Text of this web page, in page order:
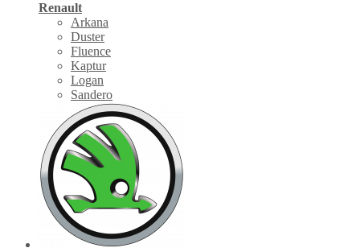
Renault
Arkana
Duster
Fluence
Kaptur
Logan
Sandero